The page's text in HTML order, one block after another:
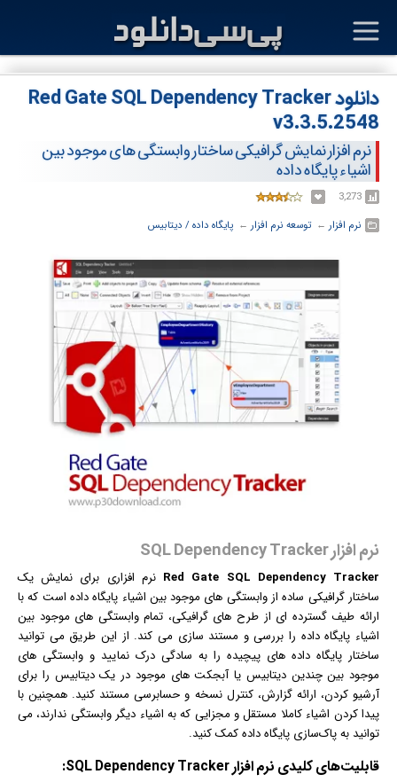
دانلود Red Gate SQL Dependency Tracker
v3.3.5.2548
نرم افزار نمایش گرافیکی ساختار وابستگی های موجود بین
اشیاء پایگاه داده
3,273
نرم افزار ← ‏توسعه نرم افزار ← ‏ پایگاه داده / دیتابیس
نرم افزار SQL Dependency Tracker
Red Gate SQL Dependency Tracker نرم افزاری برای نمایش یک
ساختارگرافیکی ساده از وابستگی های موجود بین اشیاء پایگاه داده است که با
ارائه طیف گسترده ای از طرح های گرافیکی، تمام وابستگی های موجود بین
اشیاء پایگاه داده را بررسی و مستند سازی می کند. از این طریق می توانید
ساختار پایگاه داده های پیچیده را به سادگی درک نمایید و وابستگی های
موجود بین چندین دیتابیس یا آبجکت های موجود در یک دیتابیس را برای
آرشیو کردن، ارائه گزارش، کنترل نسخه و حسابرسی مستند کنید. همچنین با
پیدا کردن اشیاء کاملا مستقل و مجزایی که به اشیاء دیگر وابستگی ندارند، می
توانید به پاک‌سازی پایگاه داده کمک کنید.
قابلیت‌های کلیدی نرم افزار